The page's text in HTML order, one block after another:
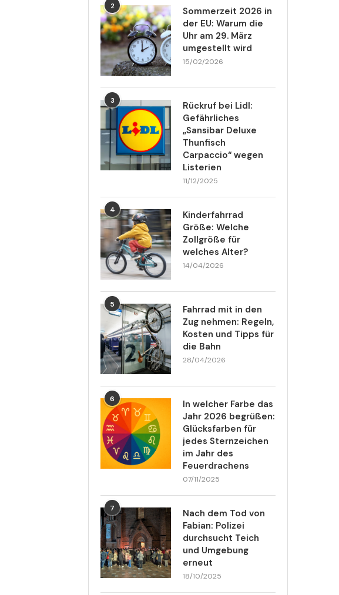
2
Sommerzeit 2026 in
der EU: Warum die
Uhr am 29. März
umgestellt wird
15/02/2026
3
Rückruf bei Lidl:
Gefährliches
„Sansibar Deluxe
Thunfisch
Carpaccio“ wegen
Listerien
11/12/2025
4
Kinderfahrrad
Größe: Welche
Zollgröße für
welches Alter?
14/04/2026
5
Fahrrad mit in den
Zug nehmen: Regeln,
Kosten und Tipps für
die Bahn
28/04/2026
6
In welcher Farbe das
Jahr 2026 begrüßen:
Glücksfarben für
jedes Sternzeichen
im Jahr des
Feuerdrachens
07/11/2025
7
Nach dem Tod von
Fabian: Polizei
durchsucht Teich
und Umgebung
erneut
18/10/2025